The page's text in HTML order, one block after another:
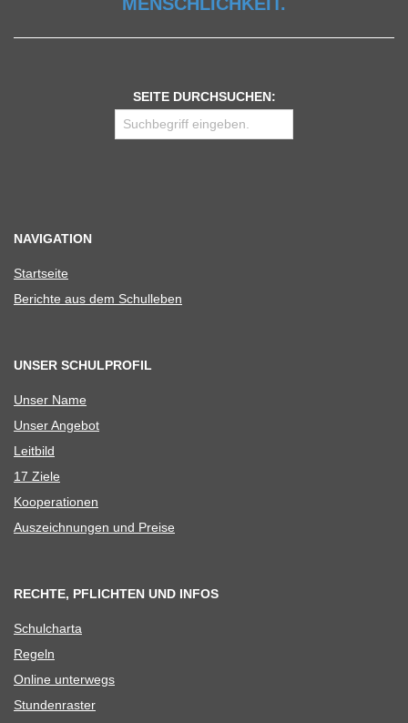
SEITE DURCHSUCHEN:
NAVIGATION
Start­seite
Berichte aus dem Schulleben
UNSER SCHULPROFIL
Unser Name
Unser Ange­bot
Leit­bild
17 Ziele
Koope­ra­tio­nen
Aus­zeich­nun­gen und Preise
RECHTE, PFLICHTEN UND INFOS
Schul­charta
Regeln
Online unter­wegs
Stun­den­ras­ter